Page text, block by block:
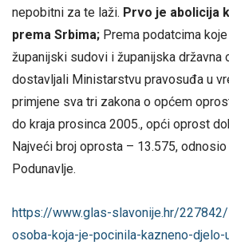
nepobitni za te laži. Prvo je abolicija
prema Srbima; Prema podatcima
županijski sudovi i županijska državna
dostavljali Ministarstvu pravosuđa u
primjene sva tri zakona o općem
do kraja prosinca 2005., opći oprost
Najveći broj oprosta – 13.575,
Podunavlje.
https://www.glas-slavonije.hr/
osoba-koja-je-pocinila-kazneno-djelo-